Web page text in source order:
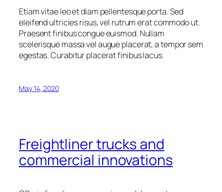
Kevin
Smith
Etiam vitae leo et diam pellentesque porta. Sed
eleifend ultricies risus, vel rutrum erat commodo ut.
Praesent finibus congue euismod. Nullam
scelerisque massa vel augue placerat, a tempor sem
egestas. Curabitur placerat finibus lacus.
May 14, 2020
Freightliner trucks and
commercial innovations